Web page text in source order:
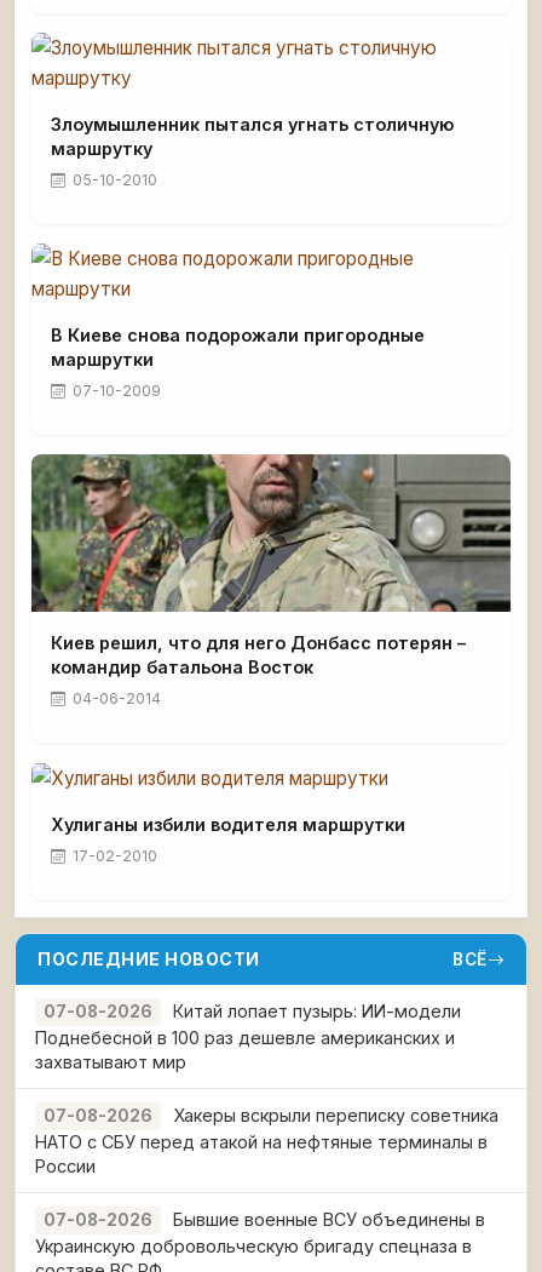
Злоумышленник пытался угнать столичную
маршрутку
05-10-2010
В Киеве снова подорожали пригородные
маршрутки
07-10-2009
Киев решил, что для него Донбасс потерян –
командир батальона Восток
04-06-2014
Хулиганы избили водителя маршрутки
17-02-2010
ПОСЛЕДНИЕ НОВОСТИ ВСЁ
07-08-2026
Китай лопает пузырь: ИИ-модели
Поднебесной в 100 раз дешевле американских и
захватывают мир
07-08-2026
Хакеры вскрыли переписку советника
НАТО с СБУ перед атакой на нефтяные терминалы в
России
07-08-2026
Бывшие военные ВСУ объединены в
Украинскую добровольческую бригаду спецназа в